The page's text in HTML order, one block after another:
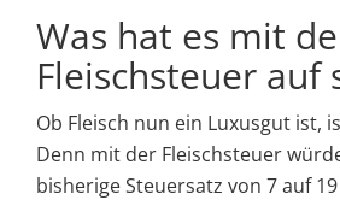
Was hat es mit
Fleischsteuer auf
Ob Fleisch nun ein Luxusgut ist,
Denn mit der Fleischsteuer
bisherige Steuersatz von 7 auf